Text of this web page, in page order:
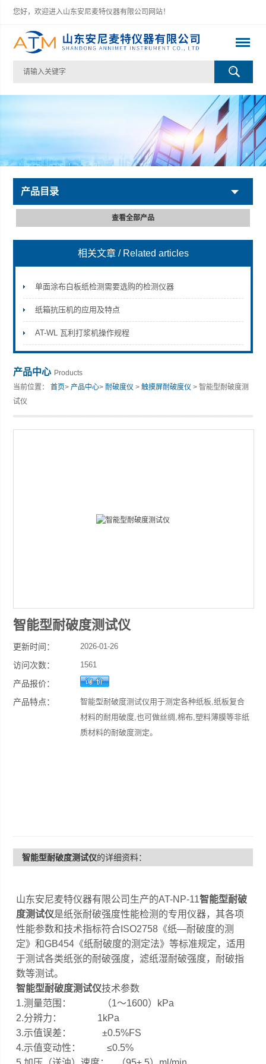
您好，欢迎进入山东安尼麦特仪器有限公司网站！
山东安尼麦特仪器有限公司
产品目录
查看全部产品
相关文章 / Related articles
单面涂布白板纸检测需要选购的检测仪器
纸箱抗压机的应用及特点
AT-WL 瓦利打浆机操作规程
产品中心 Products
当前位置：首页>产品中心> 耐破度仪 >触摸屏耐破度仪 > 智能型耐破度测
试仪
智能型耐破度测试仪
更新时间： 2026-01-26
访问次数： 1561
产品报价：
产品特点：
智能型耐破度测试仪用于测定各种纸板,纸板复合
材料的耐用破度,也可做丝绸,棉布,塑料薄膜等非纸
质材料的耐破度测定。
智能型耐破度测试仪的详细资料：
山东安尼麦特仪器有限公司生产的AT-NP-11智能型耐破
度测试仪是纸张耐破强度性能检测的专用仪器，其各项
性能参数和技术指标符合ISO2758《纸—耐破度的测
定》和GB454《纸耐破度的测定法》等标准规定，适用
于测试各类纸张的耐破强度，滤纸湿耐破强度，耐破指
数等测试。
智能型耐破度测试仪技术参数
1.测量范围： （1～1600）kPa
2.分辨力： 1kPa
3.示值误差： ±0.5%FS
4.示值变动性： ≤0.5%